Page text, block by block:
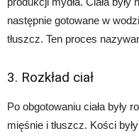
następnie gotowane w
tłuszcz. Ten proces
3. Rozkład ciał
Po obgotowaniu ciała były
mięśnie i tłuszcz. Kości